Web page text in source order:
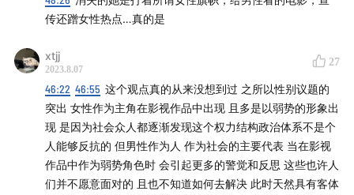
传还蹭女性热点…真的是
xtjj
2023.8.07
27
46:22 46:55 这个观点真的从来没想到过 之所以性别议题的
突出 女性作为主角在影视作品中出现 且多是以弱势的形象出
现 是因为社会众人都逐渐发现这个权力结构政治体系不是个
人能够反抗的 但男性作为人 作为社会的主要代表 当在影视
作品中作为弱势角色时 会引起更多的警觉和反思 这些也许人
们并不愿意面对的 且也不知道如何去解决 此时天然具有客体